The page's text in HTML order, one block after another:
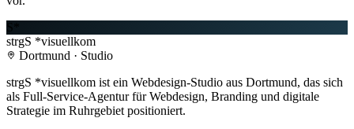
S*
strgS *visuellkom
Dortmund · Studio
strgS *visuellkom ist ein Webdesign-Studio aus Dortmund, das sich
als Full-Service-Agentur für Webdesign, Branding und digitale
Strategie im Ruhrgebiet positioniert.